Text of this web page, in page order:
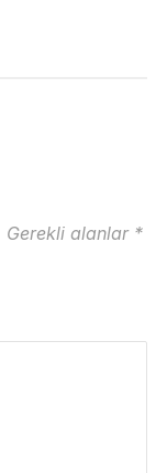
Gerekli alanlar *